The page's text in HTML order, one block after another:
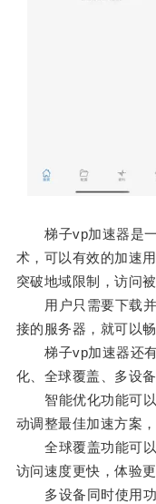
梯子vp加速器是一
术，可以有效的加速
突破地域限制，访问
用户只需要下载并
接的服务器，就可以
梯子vp加速器还有
化、全球覆盖、多设
智能优化功能可以
动调整最佳加速方案
全球覆盖功能可以
访问速度更快，体验更
多设备同时使用功